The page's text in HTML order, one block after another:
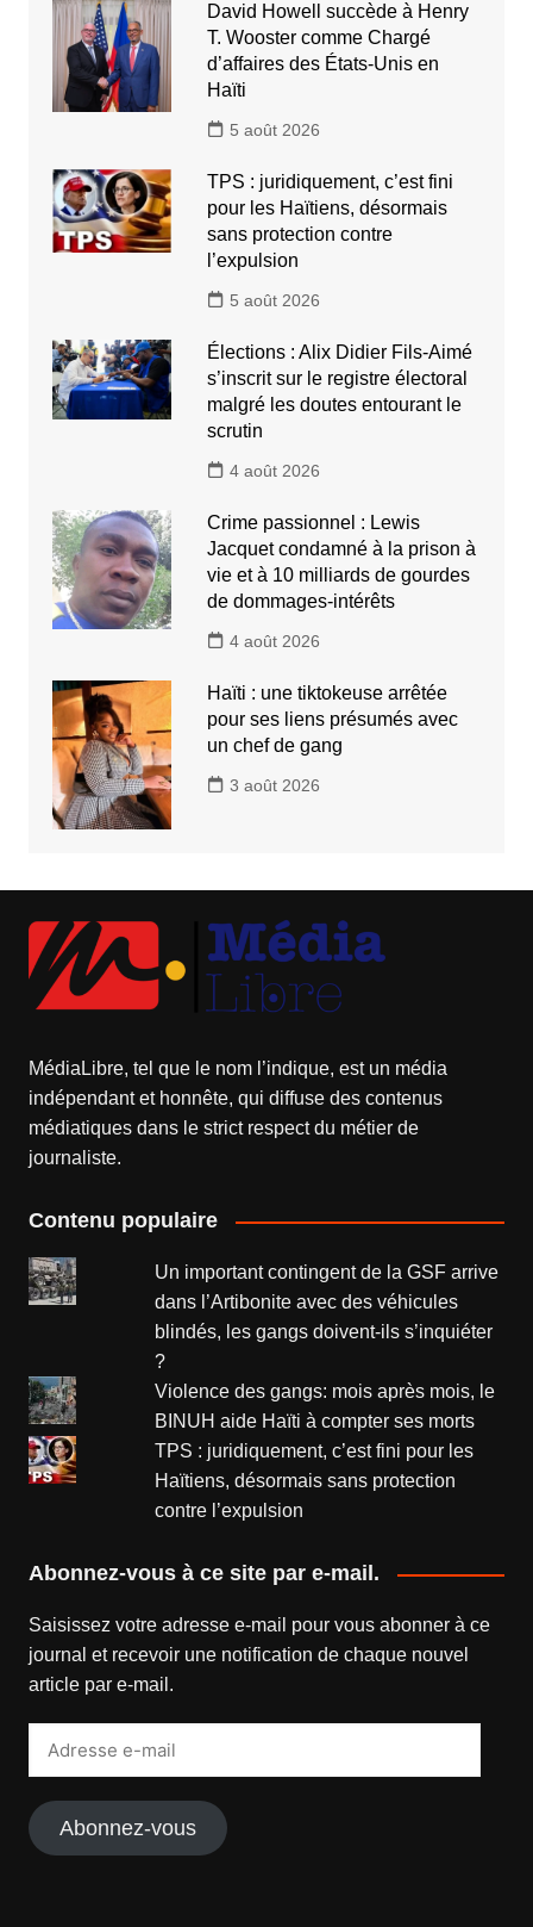
David Howell succède à Henry
T. Wooster comme Chargé
d’affaires des États-Unis en
Haïti
5 août 2026
TPS : juridiquement, c’est fini
pour les Haïtiens, désormais
sans protection contre
l’expulsion
5 août 2026
Élections : Alix Didier Fils-Aimé
s’inscrit sur le registre électoral
malgré les doutes entourant le
scrutin
4 août 2026
Crime passionnel : Lewis
Jacquet condamné à la prison à
vie et à 10 milliards de gourdes
de dommages-intérêts
4 août 2026
Haïti : une tiktokeuse arrêtée
pour ses liens présumés avec
un chef de gang
3 août 2026
MédiaLibre, tel que le nom l’indique, est un média
indépendant et honnête, qui diffuse des contenus
médiatiques dans le strict respect du métier de
journaliste.
Contenu populaire
Un important contingent de la GSF arrive
dans l’Artibonite avec des véhicules
blindés, les gangs doivent-ils s’inquiéter
?
Violence des gangs: mois après mois, le
BINUH aide Haïti à compter ses morts
TPS : juridiquement, c’est fini pour les
Haïtiens, désormais sans protection
contre l’expulsion
Abonnez-vous à ce site par e-mail.
Saisissez votre adresse e-mail pour vous abonner à ce
journal et recevoir une notification de chaque nouvel
article par e-mail.
Abonnez-vous